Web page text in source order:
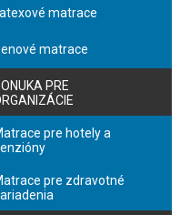
matrace
matrace
PRE
pre hotely a
pre zdravotné